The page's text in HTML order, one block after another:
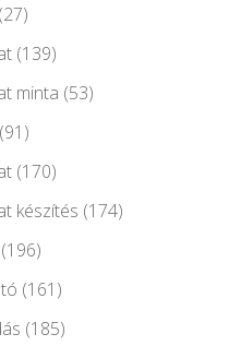
(27)
(139)
minta (53)
(91)
(170)
készítés (174)
(196)
(161)
(185)